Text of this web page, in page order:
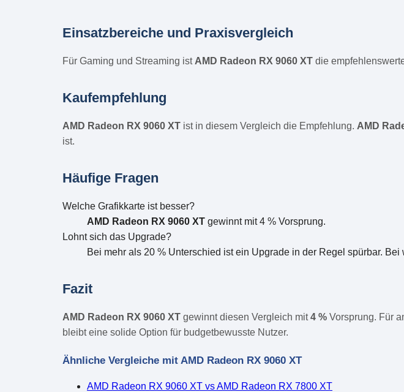
Einsatzbereiche und Praxisvergleich
Für Gaming und Streaming ist AMD Radeon RX 9060 XT die
Kaufempfehlung
AMD Radeon RX 9060 XT ist in diesem Vergleich die Empfehlung. AMD
ist.
Häufige Fragen
Welche Grafikkarte ist besser?
AMD Radeon RX 9060 XT gewinnt mit 4 % Vorsprung.
Lohnt sich das Upgrade?
Bei mehr als 20 % Unterschied ist ein Upgrade in der Regel spürbar.
Fazit
AMD Radeon RX 9060 XT gewinnt diesen Vergleich mit4 % Vorsprung. Für
bleibt eine solide Option für budgetbewusste Nutzer.
Ähnliche Vergleiche mit AMD Radeon RX 9060 XT
AMD Radeon RX 9060 XT vs AMD Radeon RX 7800 XT